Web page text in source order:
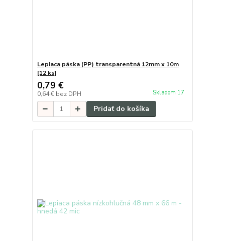
Lepiaca páska (PP) transparentná 12mm x 10m
[12 ks]
0,79 €
0,64 € bez DPH Skladom 17
Pridať do košíka